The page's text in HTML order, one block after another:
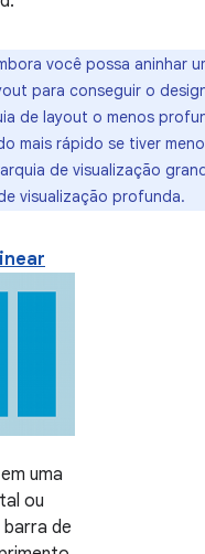
você possa aninhar
para conseguir o
de layout o menos
mais rápido se tiver
de visualização
visualização profunda.
uma
ou
de